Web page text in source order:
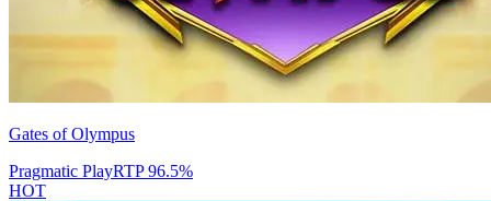
Gates of Olympus
Pragmatic PlayRTP96.5%
HOT